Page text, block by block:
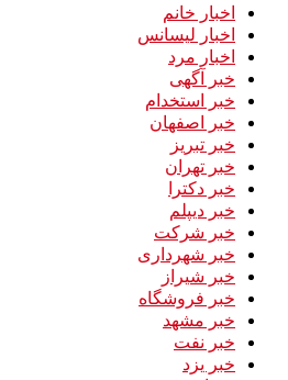
اخبار خانم
اخبار لیسانس
اخبار مرد
خبر آگهی
خبر استخدام
خبر اصفهان
خبر تبریز
خبر تهران
خبر دکترا
خبر دیپلم
خبر شرکت
خبر شهرداری
خبر شیراز
خبر فروشگاه
خبر مشهد
خبر نفت
خبر یزد